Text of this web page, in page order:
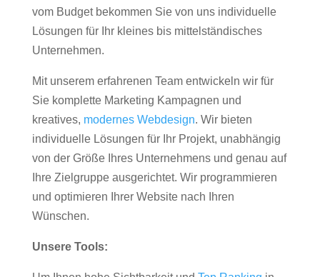
vom Budget bekommen Sie von uns individuelle
Lösungen für Ihr kleines bis mittelständisches
Unternehmen.
Mit unserem erfahrenen Team entwickeln wir für
Sie komplette Marketing Kampagnen und
kreatives, modernes Webdesign. Wir bieten
individuelle Lösungen für Ihr Projekt, unabhängig
von der Größe Ihres Unternehmens und genau auf
Ihre Zielgruppe ausgerichtet. Wir programmieren
und optimieren Ihrer Website nach Ihren
Wünschen.
Unsere Tools: